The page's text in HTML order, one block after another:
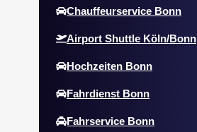
Chauffeurservice Bonn
Airport Shuttle Köln/Bonn
Hochzeiten Bonn
Fahrdienst Bonn
Fahrservice Bonn